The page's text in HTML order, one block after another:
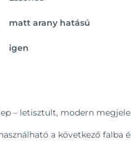
matt arany hatású
igen
– letisztult, modern
a következő falba